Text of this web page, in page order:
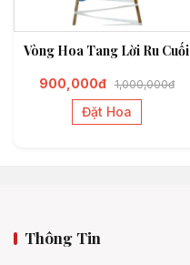
Vòng Hoa Tang Lời Ru Cuối
900,000đ 1,000,000đ
Đặt Hoa
Thông Tin